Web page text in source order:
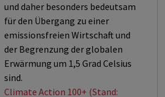
und daher besonders bedeutsam
für den Übergang zu einer
emissionsfreien Wirtschaft und
der Begrenzung der globalen
Erwärmung um 1,5 Grad Celsius
sind.
Climate Action 100+ (Stand: